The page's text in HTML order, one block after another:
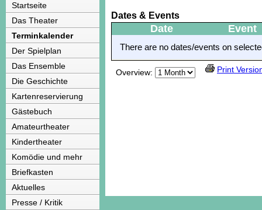
Startseite
Das Theater
Terminkalender
Der Spielplan
Das Ensemble
Die Geschichte
Kartenreservierung
Gästebuch
Amateurtheater
Kindertheater
Komödie und mehr
Briefkasten
Aktuelles
Presse / Kritik
Dates & Events
Date Event
There are no dates/events on
Overview: Print